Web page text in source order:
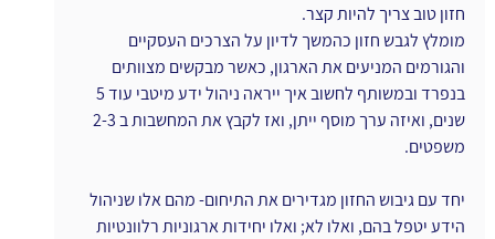
חזון טוב צריך להיות קצר.
מומלץ לגבש חזון כהמשך לדיון על הצרכים העסקיים
והגורמים המניעים את הארגון, כאשר מבקשים מצוותים
בנפרד ובמשותף לחשוב איך ייראה ניהול ידע מיטבי עוד 5
שנים, ואיזה ערך מוסף ייתן, ואז לקבץ את המחשבות ב 2-3
משפטים.
יחד עם גיבוש החזון מגדירים את התיחום- מהם אלו שניהול
הידע יטפל בהם, ואלו לא; ואלו יחידות ארגוניות רלוונטיות